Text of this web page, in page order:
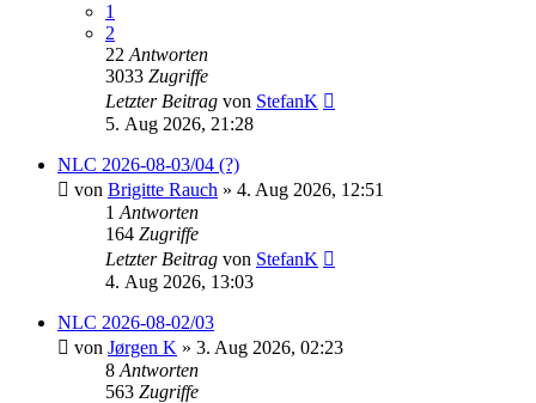
1
2
22 Antworten
3033 Zugriffe
Letzter Beitrag von StefanK
5. Aug 2026, 21:28
NLC 2026-08-03/04 (?)
von Brigitte Rauch » 4. Aug 2026, 12:51
1 Antworten
164 Zugriffe
Letzter Beitrag von StefanK
4. Aug 2026, 13:03
NLC 2026-08-02/03
von Jørgen K » 3. Aug 2026, 02:23
8 Antworten
563 Zugriffe